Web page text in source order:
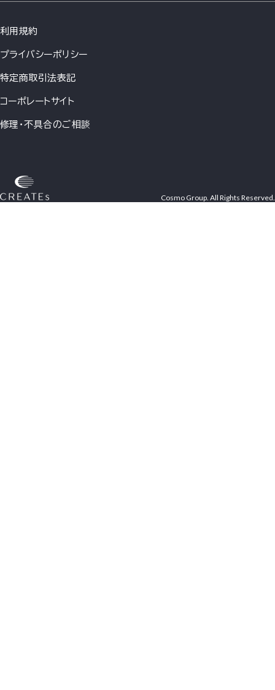
利用規約
プライバシーポリシー
特定商取引法表記
コーポレートサイト
修理・不具合のご相談
Cosmo Group. All Rights Reserved.